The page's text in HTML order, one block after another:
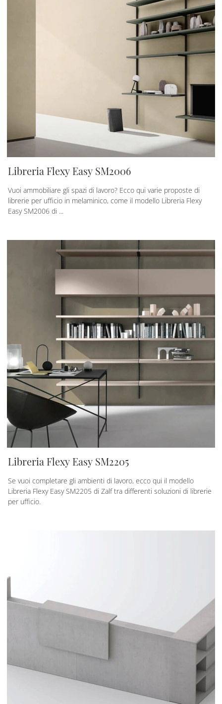
Libreria Flexy Easy SM2006
Vuoi ammobiliare gli spazi di lavoro? Ecco qui varie proposte di
librerie per ufficio in melaminico, come il modello Libreria Flexy
Easy SM2006 di ...
Libreria Flexy Easy SM2205
Se vuoi completare gli ambienti di lavoro, ecco qui il modello
Libreria Flexy Easy SM2205 di Zalf tra differenti soluzioni di librerie
per ufficio.